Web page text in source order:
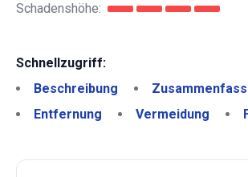
Schadenshöhe:
Schnellzugriff:
Beschreibung
Entfernung
Vermeidung